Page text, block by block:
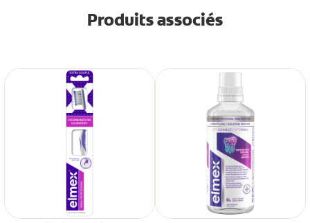
Produits associés